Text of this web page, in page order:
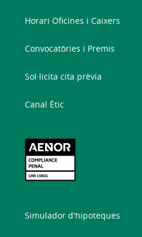
Horari Oficines i Caixers
Convocatòries i Premis
Sol·licita cita prèvia
Canal Ètic
Simulador d'hipoteques